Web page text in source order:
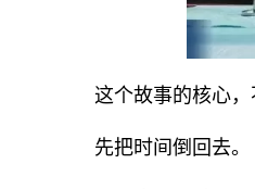
这个故事的核心，
先把时间倒回去。